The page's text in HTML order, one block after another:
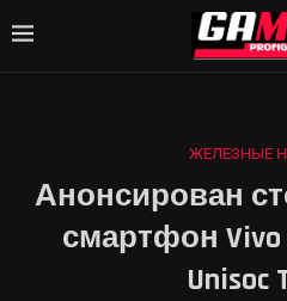
ЖЕЛЕЗНЫЕ
Анонсирован
смартфон Vivo
Unisoc